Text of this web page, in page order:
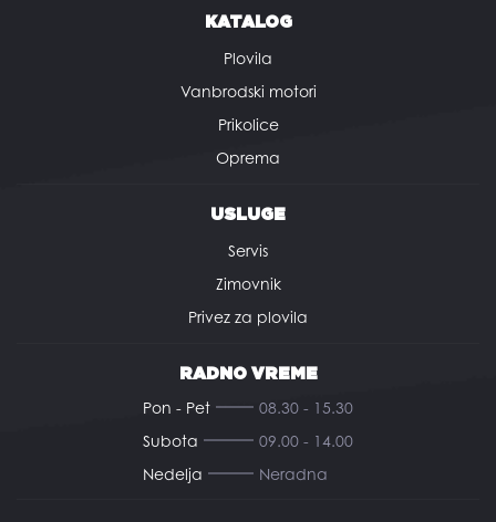
KATALOG
Plovila
Vanbrodski motori
Prikolice
Oprema
USLUGE
Servis
Zimovnik
Privez za plovila
RADNO VREME
Pon - Pet
08.30 - 15.30
Subota
09.00 - 14.00
Nedelja
Neradna